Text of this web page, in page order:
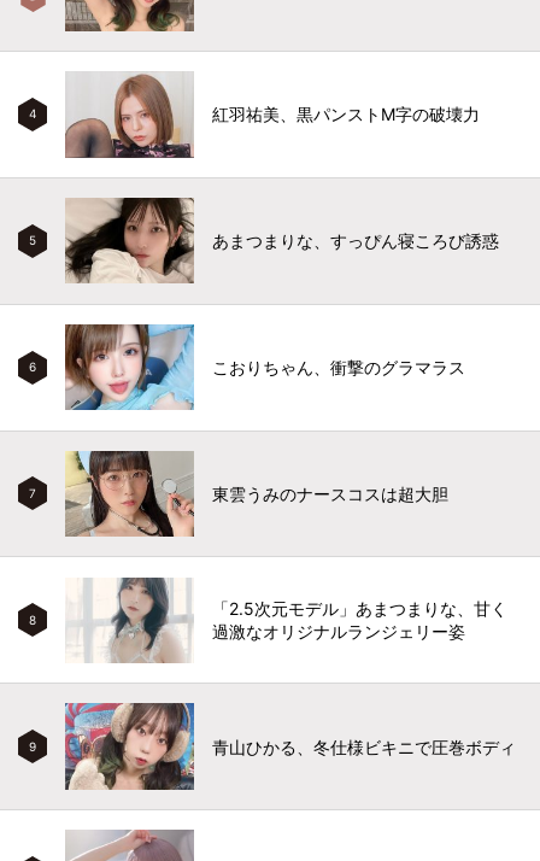
4 紅羽祐美、黒パンストM字の破壊力
5 あまつまりな、すっぴん寝ころび誘惑
6 こおりちゃん、衝撃のグラマラス
7 東雲うみのナースコスは超大胆
8
「2.5次元モデル」あまつまりな、甘く
過激なオリジナルランジェリー姿
9 青山ひかる、冬仕様ビキニで圧巻ボディ